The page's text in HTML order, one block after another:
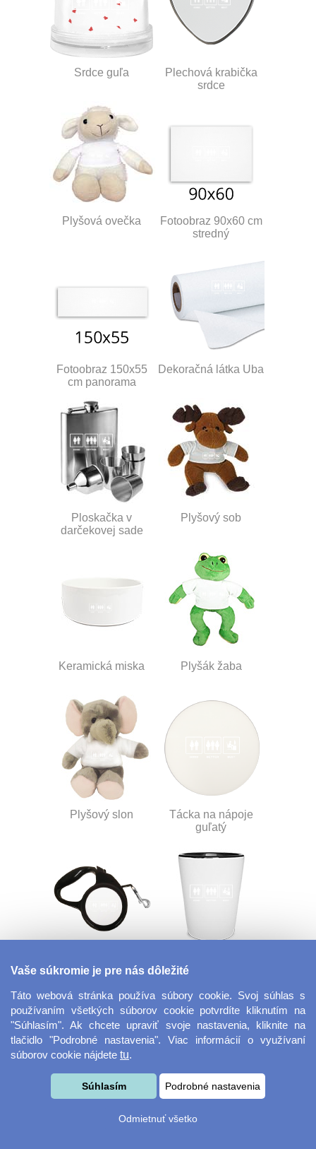
Srdce guľa
Plechová krabička
srdce
Plyšová ovečka
Fotoobraz 90x60 cm
stredný
Fotoobraz 150x55
cm panorama
Dekoračná látka Uba
Ploskačka v
darčekovej sade
Plyšový sob
Keramická miska Plyšák žaba
Plyšový slon
Tácka na nápoje
guľatý
Panák - štamprle
ozdoba
okrajov 18x13 cm
Vaše súkromie je pre nás dôležité
Táto webová stránka používa súbory cookie. Svoj súhlas s
používaním všetkých súborov cookie potvrdíte kliknutím na
"Súhlasím". Ak chcete upraviť svoje nastavenia, kliknite na
tlačidlo "Podrobné nastavenia". Viac informácií o využívaní
súborov cookie nájdete tu.
Súhlasím Podrobné nastavenia
Odmietnuť všetko